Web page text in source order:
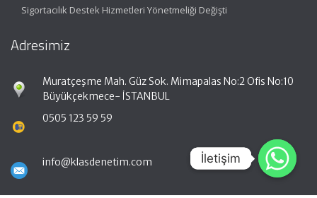
Sigortacılık Destek Hizmetleri Yönetmeliği Değişti
Adresimiz
Muratçeşme Mah. Güz Sok. Mimapalas No:2 Ofis No:10
Büyükçekmece- İSTANBUL
0505 123 59 59
info@klasdenetim.com İletişim
İletişim